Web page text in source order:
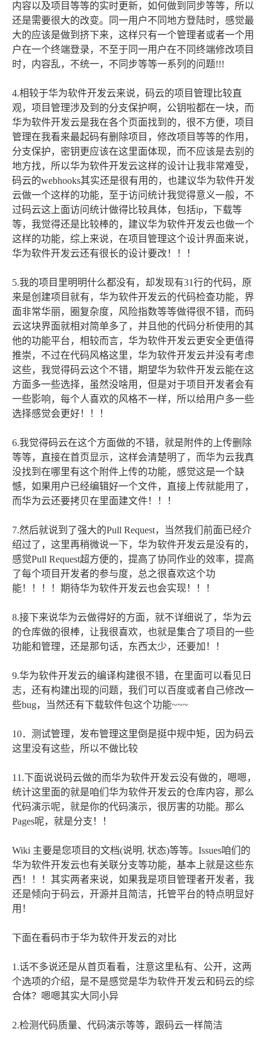
内容以及项目等等的实时更新，如何做到同步等等，所以
还是需要很大的改变。同一用户不同地方登陆时，感觉最
大的应该是做到挤下来，这样只有一个管理者或者一个用
户在一个终端登录，不至于同一用户在不同终端修改项目
时，内容乱，不统一，不同步等等一系列的问题!!!
4.相较于华为软件开发云来说，码云的项目管理比较直
观，项目管理涉及到的分支保护啊，公钥啦都在一块，而
华为软件开发云是我在各个页面找到的，很不方便，项目
管理在我看来最起码有删除项目，修改项目等等的作用，
分支保护，密钥更应该在这里面体现，而不应该是去别的
地方找，所以华为软件开发云这样的设计让我非常难受，
码云的webhooks其实还是很有用的，也建议华为软件开发
云做一个这样的功能，至于访问统计我觉得意义一般，不
过码云这上面访问统计做得比较具体，包括ip，下载等
等，我觉得还是比较棒的，建议华为软件开发云也做一个
这样的功能，综上来说，在项目管理这个设计界面来说，
华为软件开发云还有很长的设计要改！！！
5.我的项目里明明什么都没有，却发现有31行的代码，原
来是创建项目就有，华为软件开发云的代码检查功能，界
面非常华丽，圈复杂度，风险指数等等做得很不错，而码
云这块界面就相对简单多了，并且他的代码分析使用的其
他的功能平台，相较而言，华为软件开发云更安全更值得
推崇，不过在代码风格这里，华为软件开发云并没有考虑
这些，我觉得码云这个不错，期望华为软件开发云能在这
方面多一些选择，虽然没啥用，但是对于项目开发者会有
一些影响，每个人喜欢的风格不一样，所以给用户多一些
选择感觉会更好！！！
6.我觉得码云在这个方面做的不错，就是附件的上传删除
等等，直接在首页显示，这样会清楚明了，而华为云我真
没找到在哪里有这个附件上传的功能，感觉这是一个缺
憾，如果用户已经编辑好一个文件，直接上传就能用了，
而华为云还要拷贝在里面建文件！！！
7.然后就说到了强大的Pull Request，当然我们前面已经介
绍过了，这里再稍微说一下，华为软件开发云是没有的，
感觉Pull Request超方便的，提高了协同作业的效率，提高
了每个项目开发者的参与度，总之很喜欢这个功
能！！！！期待华为软件开发云也会实现！！！
8.接下来说华为云做得好的方面，就不详细说了，华为云
的仓库做的很棒，让我很喜欢，也就是集合了项目的一些
功能和管理，还是那句话，东西太少，还要加！！
9.华为软件开发云的编译构建很不错，在里面可以看见日
志，还有构建出现的问题，我们可以百度或者自己修改一
些bug，当然还有下载软件包这个功能~~~
10．测试管理，发布管理这里倒是挺中规中矩，因为码云
这里没有这些，所以不做比较
11.下面说说码云做的而华为软件开发云没有做的，嗯嗯，
统计这里面的就是咱们华为软件开发云的仓库内容，那么
代码演示呢，就是你的代码演示，很厉害的功能。那么
Pages呢，就是分支！！
Wiki 主要是您项目的文档(说明, 状态)等等。Issues咱们的
华为软件开发云也有关联分支等功能，基本上就是这些东
西！！！其实两者来说，如果我是项目管理者开发者，我
还是倾向于码云，开源并且简洁，托管平台的特点明显好
用！
下面在看码市于华为软件开发云的对比
1.话不多说还是从首页看看，注意这里私有、公开，这两
个选项的介绍，是不是感觉是华为软件开发云和码云的综
合体？嗯嗯其实大同小异
2.检测代码质量、代码演示等等，跟码云一样简洁